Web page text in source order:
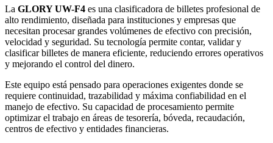
La GLORY UW-F4 es una clasificadora de billetes profesional de
alto rendimiento, diseñada para instituciones y empresas que
necesitan procesar grandes volúmenes de efectivo con precisión,
velocidad y seguridad. Su tecnología permite contar, validar y
clasificar billetes de manera eficiente, reduciendo errores operativos
y mejorando el control del dinero.
Este equipo está pensado para operaciones exigentes donde se
requiere continuidad, trazabilidad y máxima confiabilidad en el
manejo de efectivo. Su capacidad de procesamiento permite
optimizar el trabajo en áreas de tesorería, bóveda, recaudación,
centros de efectivo y entidades financieras.